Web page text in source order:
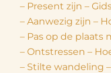
– Present zijn –
– Aanwezig zijn –
– Pas op de plaats
– Ontstressen –
– Stilte wandeling